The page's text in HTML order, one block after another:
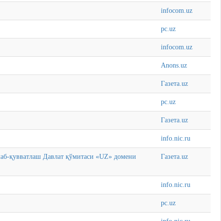
infocom.uz
pc.uz
infocom.uz
Anons.uz
Газета.uz
pc.uz
Газета.uz
info.nic.ru
қувватлаш Давлат қўмитаси «UZ» домени Газета.uz
info.nic.ru
pc.uz